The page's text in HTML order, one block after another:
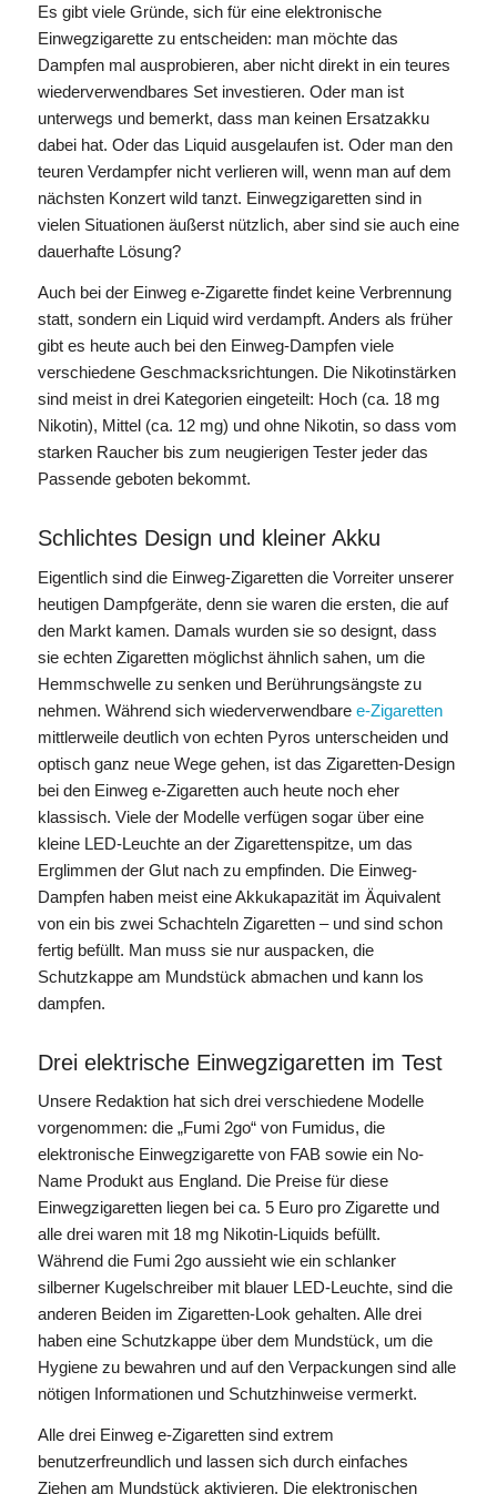
Es gibt viele Gründe, sich für eine elektronische
Einwegzigarette zu entscheiden: man möchte das
Dampfen mal ausprobieren, aber nicht direkt in ein teures
wiederverwendbares Set investieren. Oder man ist
unterwegs und bemerkt, dass man keinen Ersatzakku
dabei hat. Oder das Liquid ausgelaufen ist. Oder man den
teuren Verdampfer nicht verlieren will, wenn man auf dem
nächsten Konzert wild tanzt. Einwegzigaretten sind in
vielen Situationen äußerst nützlich, aber sind sie auch eine
dauerhafte Lösung?
Auch bei der Einweg e-Zigarette findet keine Verbrennung
statt, sondern ein Liquid wird verdampft. Anders als früher
gibt es heute auch bei den Einweg-Dampfen viele
verschiedene Geschmacksrichtungen. Die Nikotinstärken
sind meist in drei Kategorien eingeteilt: Hoch (ca. 18 mg
Nikotin), Mittel (ca. 12 mg) und ohne Nikotin, so dass vom
starken Raucher bis zum neugierigen Tester jeder das
Passende geboten bekommt.
Schlichtes Design und kleiner Akku
Eigentlich sind die Einweg-Zigaretten die Vorreiter unserer
heutigen Dampfgeräte, denn sie waren die ersten, die auf
den Markt kamen. Damals wurden sie so designt, dass
sie echten Zigaretten möglichst ähnlich sahen, um die
Hemmschwelle zu senken und Berührungsängste zu
nehmen. Während sich wiederverwendbare e-Zigaretten
mittlerweile deutlich von echten Pyros unterscheiden und
optisch ganz neue Wege gehen, ist das Zigaretten-Design
bei den Einweg e-Zigaretten auch heute noch eher
klassisch. Viele der Modelle verfügen sogar über eine
kleine LED-Leuchte an der Zigarettenspitze, um das
Erglimmen der Glut nach zu empfinden. Die Einweg-
Dampfen haben meist eine Akkukapazität im Äquivalent
von ein bis zwei Schachteln Zigaretten – und sind schon
fertig befüllt. Man muss sie nur auspacken, die
Schutzkappe am Mundstück abmachen und kann los
dampfen.
Drei elektrische Einwegzigaretten im Test
Unsere Redaktion hat sich drei verschiedene Modelle
vorgenommen: die „Fumi 2go“ von Fumidus, die
elektronische Einwegzigarette von FAB sowie ein No-
Name Produkt aus England. Die Preise für diese
Einwegzigaretten liegen bei ca. 5 Euro pro Zigarette und
alle drei waren mit 18 mg Nikotin-Liquids befüllt.
Während die Fumi 2go aussieht wie ein schlanker
silberner Kugelschreiber mit blauer LED-Leuchte, sind die
anderen Beiden im Zigaretten-Look gehalten. Alle drei
haben eine Schutzkappe über dem Mundstück, um die
Hygiene zu bewahren und auf den Verpackungen sind alle
nötigen Informationen und Schutzhinweise vermerkt.
Alle drei Einweg e-Zigaretten sind extrem
benutzerfreundlich und lassen sich durch einfaches
Ziehen am Mundstück aktivieren. Die elektronischen